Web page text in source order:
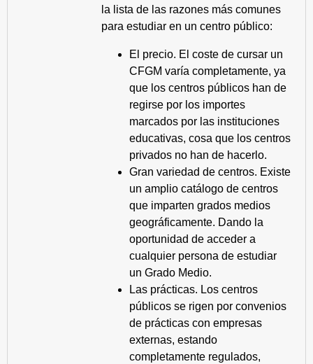
la lista de las razones más comunes
para estudiar en un centro público:
El precio. El coste de cursar un
CFGM varía completamente, ya
que los centros públicos han de
regirse por los importes
marcados por las instituciones
educativas, cosa que los centros
privados no han de hacerlo.
Gran variedad de centros. Existe
un amplio catálogo de centros
que imparten grados medios
geográficamente. Dando la
oportunidad de acceder a
cualquier persona de estudiar
un Grado Medio.
Las prácticas. Los centros
públicos se rigen por convenios
de prácticas con empresas
externas, estando
completamente regulados,